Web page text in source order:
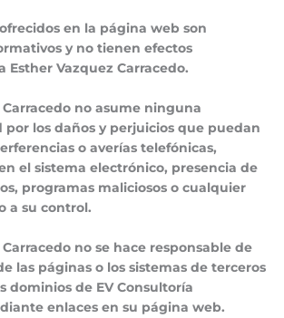
en la página web son
y no tienen efectos
Esther Vazquez Carracedo.
Carracedo no asume ninguna
por los daños y perjuicios que puedan
o averías telefónicas,
el sistema electrónico, presencia de
programas maliciosos o cualquier
a su control.
no se hace responsable de
las páginas o los sistemas de terceros
dominios de EV Consultoría
enlaces en su página web.